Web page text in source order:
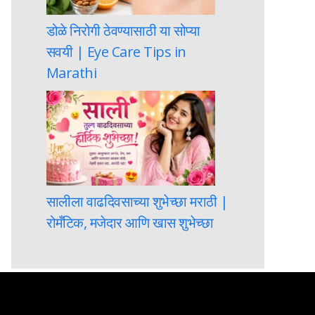
डोळे निरोगी ठेवण्यासाठी या सोप्या
सवयी | Eye Care Tips in
Marathi
सालीला वाढदिवसाच्या शुभेच्छा मराठी |
रोमँटिक, मजेदार आणि खास शुभेच्छा